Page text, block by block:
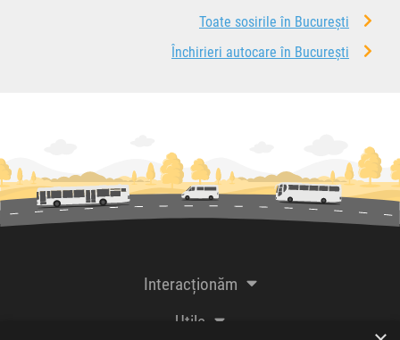
Toate sosirile în București
Închirieri autocare în București
Interacționăm
Utile